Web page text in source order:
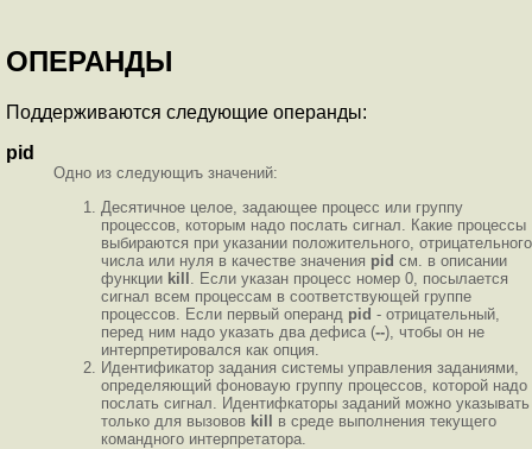
ОПЕРАНДЫ
Поддерживаются следующие операнды:
pid
Одно из следующиъ значений:
Десятичное целое, задающее процесс или группу
процессов, которым надо послать сигнал. Какие процессы
выбираются при указании положительного, отрицательного
числа или нуля в качестве значения pid см. в описании
функции kill . Если указан процесс номер 0, посылается
сигнал всем процессам в соответствующей группе
процессов. Если первый операнд pid - отрицательный,
перед ним надо указать два дефиса (--), чтобы он не
интерпретировался как опция.
Идентификатор задания системы управления заданиями,
определяющий фоноваую группу процессов, которой надо
послать сигнал. Идентифкаторы заданий можно указывать
только для вызовов kill в среде выполнения текущего
командного интерпретатора.